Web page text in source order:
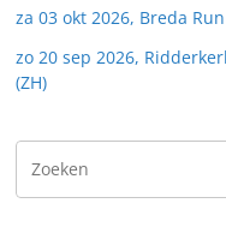
za 03 okt 2026, Breda
zo 20 sep 2026,
(ZH)